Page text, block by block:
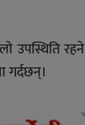
उपस्थिति
गर्दछन्।